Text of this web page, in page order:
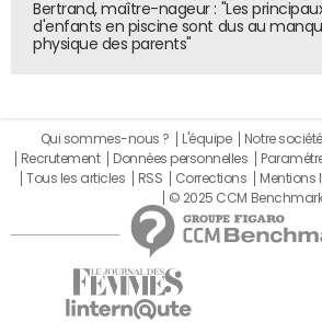
Bertrand, maître-nageur : "Les
d'enfants en piscine sont dus au
physique des parents"
Qui sommes-nous ? L'équipe Notre société
Recrutement
Données personnelles
Tous les articles
RSS Corrections Mentions
© 2025 CCM